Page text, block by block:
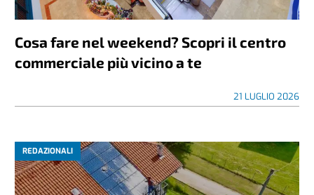
Cosa fare nel weekend? Scopri il centro
commerciale più vicino a te
21 LUGLIO 2026
REDAZIONALI